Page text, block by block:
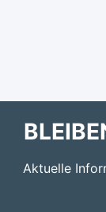
Aktuelle